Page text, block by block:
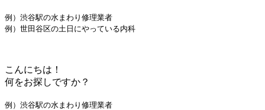
例）渋谷駅の水まわり修理業者
例）世田谷区の土日にやっている内科
こんにちは！
何をお探しですか？
例）渋谷駅の水まわり修理業者